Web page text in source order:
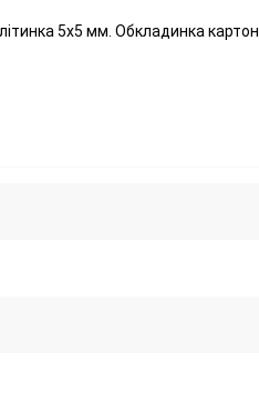
5х5 мм. Обкладинка картон